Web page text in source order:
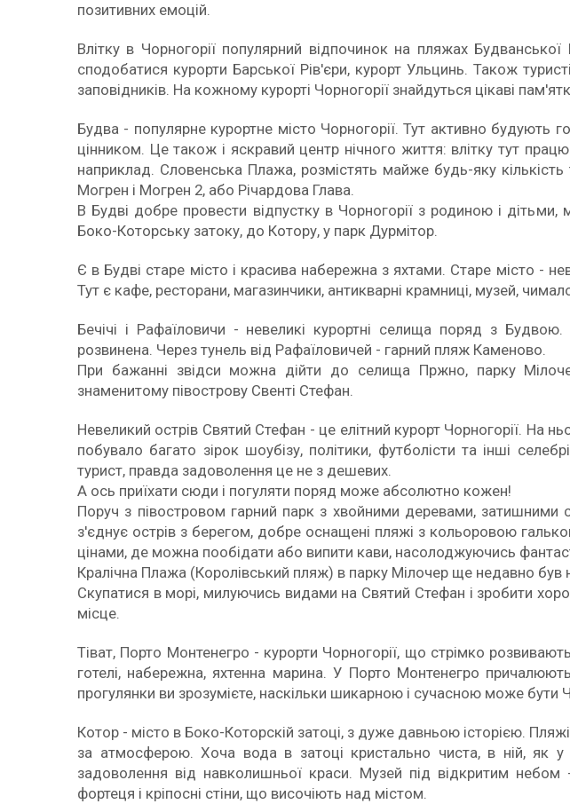
позитивних емоцій.
Влітку в Чорногорії популярний відпочинок на пляжах
сподобатися курорти Барської Рів'єри, курорт Ульцинь. Також
заповідників. На кожному курорті Чорногорії знайдуться цікаві
Будва - популярне курортне місто Чорногорії. Тут активно будують
цінником. Це також і яскравий центр нічного життя: влітку тут
наприклад. Словенська Плажа, розмістять майже будь-яку кількість
Могрен і Могрен 2, або Річардова Глава.
В Будві добре провести відпустку в Чорногорії з родиною і
Боко-Которську затоку, до Котору, у парк Дурмітор.
Є в Будві старе місто і красива набережна з яхтами. Старе місто -
Тут є кафе, ресторани, магазинчики, антикварні крамниці, музей,
Бечічі і Рафаїловичи - невеликі курортні селища поряд з
розвинена. Через тунель від Рафаїловичей - гарний пляж Каменово.
При бажанні звідси можна дійти до селища Пржно, парку
знаменитому півострову Свенті Стефан.
Невеликий острів Святий Стефан - це елітний курорт Чорногорії. На
побувало багато зірок шоубізу, політики, футболісти та інші
турист, правда задоволення це не з дешевих.
А ось приїхати сюди і погуляти поряд може абсолютно кожен!
Поруч з півостровом гарний парк з хвойними деревами,
з'єднує острів з берегом, добре оснащені пляжі з кольоровою
цінами, де можна пообідати або випити кави, насолоджуючись
Кралічна Плажа (Королівський пляж) в парку Мілочер ще недавно
Скупатися в морі, милуючись видами на Святий Стефан і зробити
місце.
Тіват, Порто Монтенегро - курорти Чорногорії, що стрімко
готелі, набережна, яхтенна марина. У Порто Монтенегро
прогулянки ви зрозумієте, наскільки шикарною і сучасною може бути
Котор - місто в Боко-Которскій затоці, з дуже давньою історією.
за атмосферою. Хоча вода в затоці кристально чиста, в ній, як у
задоволення від навколишньої краси. Музей під відкритим небом
фортеця і кріпосні стіни, що височіють над містом.